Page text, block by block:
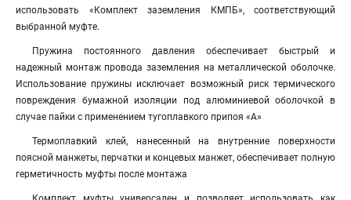
использовать «Комплект заземления КМПБ», соответствующий
выбранной муфте.
Пружина постоянного давления обеспечивает быстрый и
надежный монтаж провода заземления на металлической оболочке.
Использование пружины исключает возможный риск термического
повреждения бумажной изоляции под алюминиевой оболочкой в
случае пайки с применением тугоплавкого припоя «А»
Термоплавкий клей, нанесенный на внутренние поверхности
поясной манжеты, перчатки и концевых манжет, обеспечивает полную
герметичность муфты после монтажа